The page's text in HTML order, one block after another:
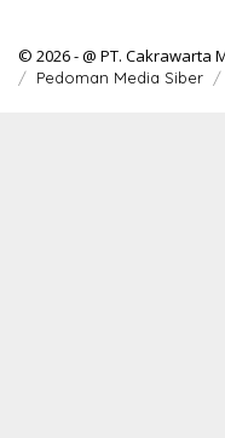
© 2026 - @ PT. Cakrawarta
Pedoman Media Siber